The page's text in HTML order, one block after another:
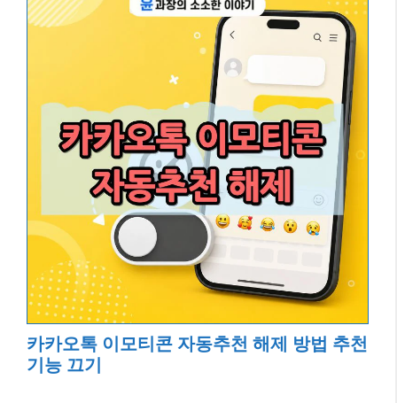
카카오톡 이모티콘 자동추천 해제 방법 추천
기능 끄기